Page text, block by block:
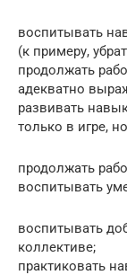
воспитывать
(к примеру,
продолжать
адекватно
развивать
только в игре,
продолжать
воспитывать
воспитывать
коллективе;
практиковать